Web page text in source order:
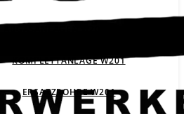
KOMPLETTANLAGE W201
ERSATZROHRE W201